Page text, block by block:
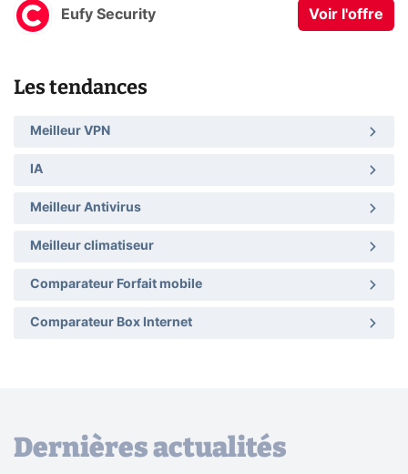
Eufy Security Voir l'offre
Les tendances
Meilleur VPN
IA
Meilleur Antivirus
Meilleur climatiseur
Comparateur Forfait mobile
Comparateur Box Internet
Dernières actualités